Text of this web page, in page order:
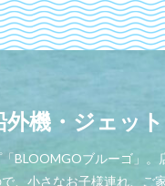
機・ジェッ
BLOOMGOブルーゴ」
、小さなお子様連れ、ご